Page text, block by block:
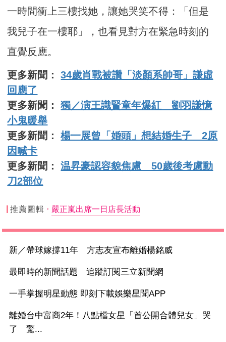
一時間衝上三樓找她，讓她哭笑不得：「但是
我兒子在一樓耶」，也看見對方在緊急時刻的
直覺反應。
更多新聞：34歲肖戰被讚「淡顏系帥哥」謙虛
回應了
更多新聞：獨／演王識賢童年爆紅 劉羽謙憶
小鬼暖舉
更多新聞：楊一展曾「婚頭」想結婚生子 2原
因喊卡
更多新聞：温昇豪認容貌焦慮 50歲後考慮動
刀2部位
推薦圖輯 嚴正嵐出席一日店長活動
新／帶球嫁撐11年 方志友宣布離婚楊銘威
最即時的新聞話題 追蹤訂閱三立新聞網
一手掌握明星動態 即刻下載娛樂星聞APP
離婚台中富商2年！八點檔女星「首公開合體兒女」哭
了 驚...